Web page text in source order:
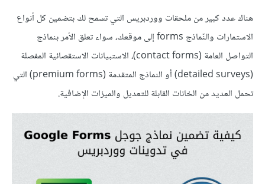
هناك عدد كبير من ملحقات ووردبريس التي تسمح لك بتضمين كل أنواع
الاستمارات والنّماذج forms إلى موقعك، سواء تعلق الأمر بنماذج
التواصل العامة (contact forms)، الاستبيانات الاستقصائية المفصلة
(detailed surveys) أو النماذج المتقدمة (premium forms) التي
تحمل العديد من الخانات القابلة للتعديل والميزات الإضافية.